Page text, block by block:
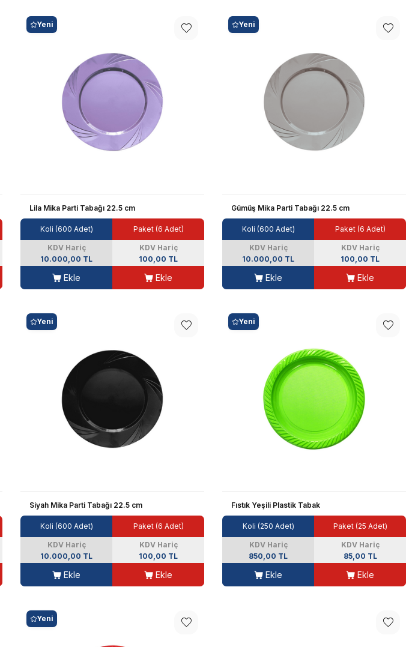
Yeni
Lila Mika Parti Tabağı 22.5 cm
Koli (600 Adet)
KDV Hariç
10.000,00 TL
Ekle
Paket (6 Adet)
KDV Hariç
100,00 TL
Ekle
Yeni
Gümüş Mika Parti Tabağı 22.5 cm
Koli (600 Adet)
KDV Hariç
10.000,00 TL
Ekle
Paket (6 Adet)
KDV Hariç
100,00 TL
Ekle
Yeni
Siyah Mika Parti Tabağı 22.5 cm
Koli (600 Adet)
KDV Hariç
10.000,00 TL
Ekle
Paket (6 Adet)
KDV Hariç
100,00 TL
Ekle
Yeni
Fıstık Yeşili Plastik Tabak
Koli (250 Adet)
KDV Hariç
850,00 TL
Ekle
Paket (25 Adet)
KDV Hariç
85,00 TL
Ekle
Yeni